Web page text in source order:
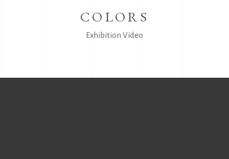
COLORS
Exhibition Video